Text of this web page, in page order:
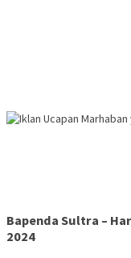
Bapenda Sultra –
2024